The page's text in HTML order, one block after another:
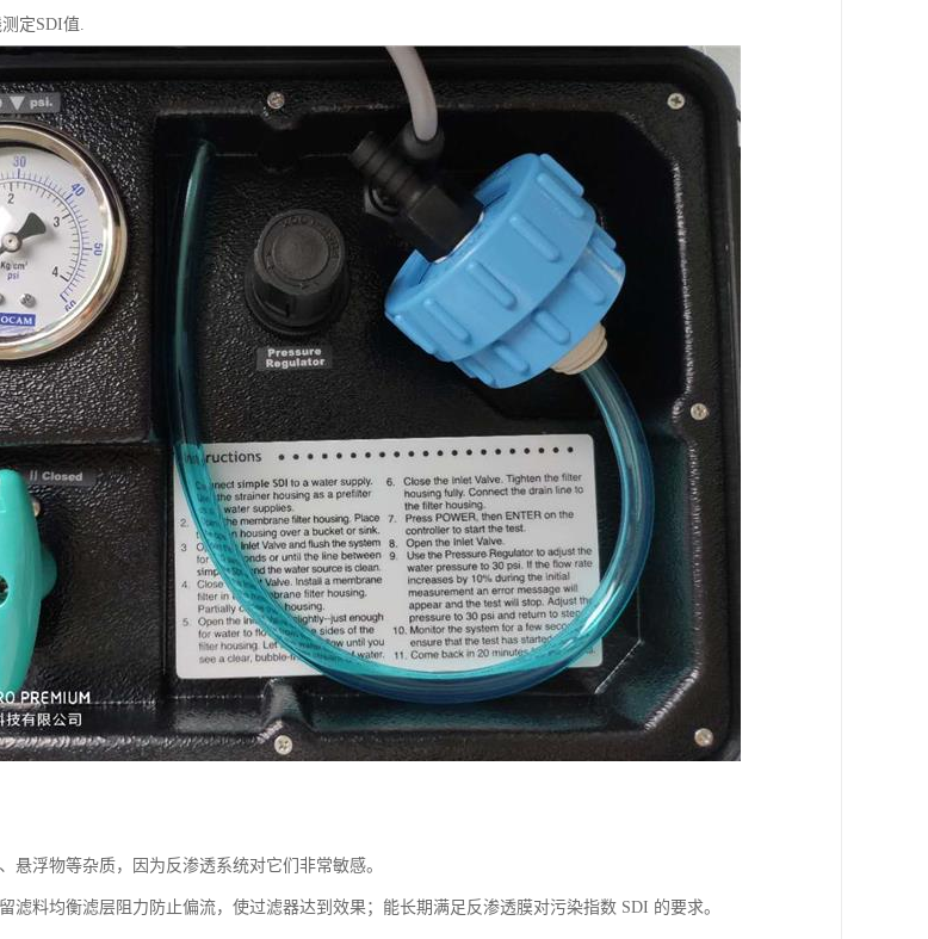
定SDI值.
悬浮物等杂质，因为反渗透系统对它们非常敏感。
滤料均衡滤层阻力防止偏流，使过滤器达到效果；能长期满足反渗透膜对污染指数 SDI 的要求。